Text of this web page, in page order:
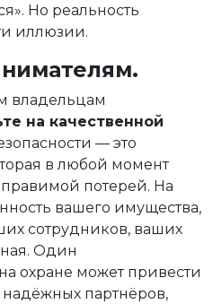
Но реальность
иллюзии.
владельцам
на качественной
— это
в любой момент
потерей. На
вашего имущества,
сотрудников, ваших
Один
охране может привести
партнёров,